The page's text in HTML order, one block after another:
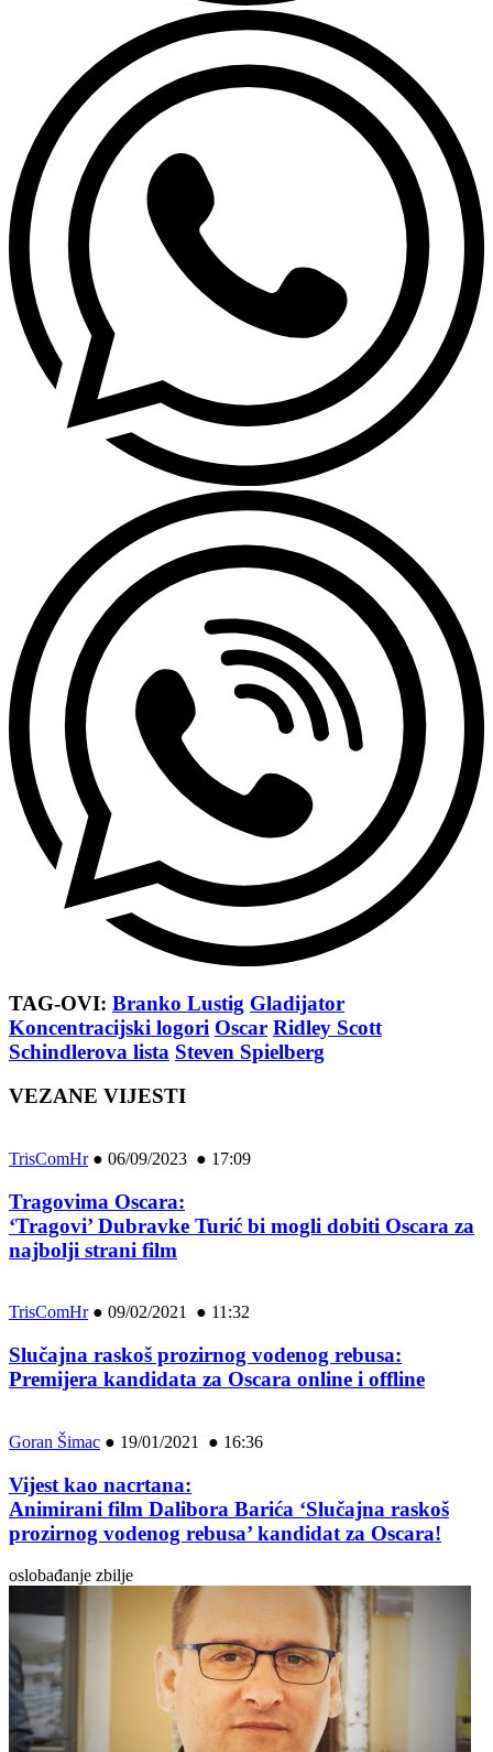
TAG-OVI: Branko Lustig Gladijator
Koncentracijski logori Oscar Ridley Scott
Schindlerova lista Steven Spielberg
VEZANE VIJESTI
TrisComHr● 06/09/2023 ● 17:09
Tragovima Oscara:
‘Tragovi’ Dubravke Turić bi mogli dobiti Oscara za
najbolji strani film
TrisComHr● 09/02/2021 ● 11:32
Slučajna raskoš prozirnog vodenog rebusa:
Premijera kandidata za Oscara online i offline
Goran Šimac ● 19/01/2021 ● 16:36
Vijest kao nacrtana:
Animirani film Dalibora Barića ‘Slučajna raskoš
prozirnog vodenog rebusa’ kandidat za Oscara!
oslobađanje zbilje